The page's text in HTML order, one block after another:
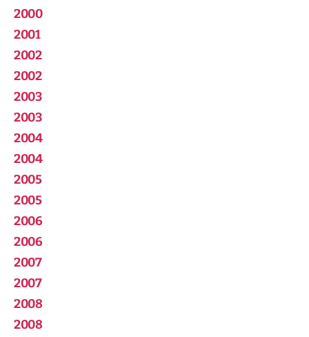
2000
2001
2002
2002
2003
2003
2004
2004
2005
2005
2006
2006
2007
2007
2008
2008